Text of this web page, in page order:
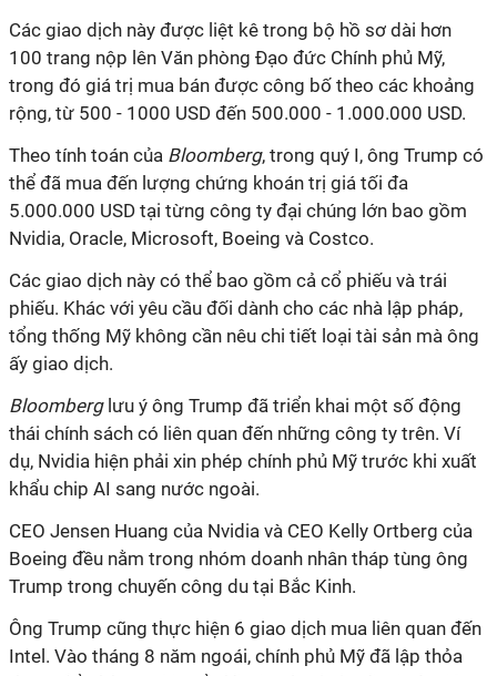
Các giao dịch này được liệt kê trong bộ hồ sơ dài hơn
100 trang nộp lên Văn phòng Đạo đức Chính phủ Mỹ,
trong đó giá trị mua bán được công bố theo các khoảng
rộng, từ 500 - 1000 USD đến 500.000 - 1.000.000 USD.
Theo tính toán của Bloomberg, trong quý I, ông Trump có
thể đã mua đến lượng chứng khoán trị giá tối đa
5.000.000 USD tại từng công ty đại chúng lớn bao gồm
Nvidia, Oracle, Microsoft, Boeing và Costco.
Các giao dịch này có thể bao gồm cả cổ phiếu và trái
phiếu. Khác với yêu cầu đối dành cho các nhà lập pháp,
tổng thống Mỹ không cần nêu chi tiết loại tài sản mà ông
ấy giao dịch.
Bloomberg lưu ý ông Trump đã triển khai một số động
thái chính sách có liên quan đến những công ty trên. Ví
dụ, Nvidia hiện phải xin phép chính phủ Mỹ trước khi xuất
khẩu chip AI sang nước ngoài.
CEO Jensen Huang của Nvidia và CEO Kelly Ortberg của
Boeing đều nằm trong nhóm doanh nhân tháp tùng ông
Trump trong chuyến công du tại Bắc Kinh.
Ông Trump cũng thực hiện 6 giao dịch mua liên quan đến
Intel. Vào tháng 8 năm ngoái, chính phủ Mỹ đã lập thỏa